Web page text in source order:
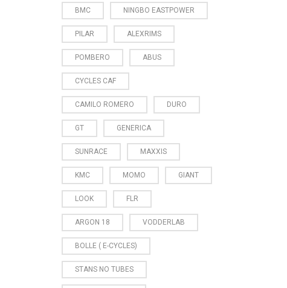
BMC NINGBO EASTPOWER
PILAR ALEXRIMS
POMBERO ABUS
CYCLES CAF
CAMILO ROMERO DURO
GT GENERICA
SUNRACE MAXXIS
KMC MOMO GIANT
LOOK FLR
ARGON 18 VODDERLAB
BOLLE ( E-CYCLES)
STANS NO TUBES